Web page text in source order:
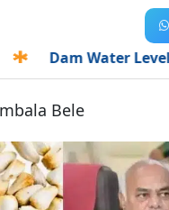
Dam Water Level-
Bele